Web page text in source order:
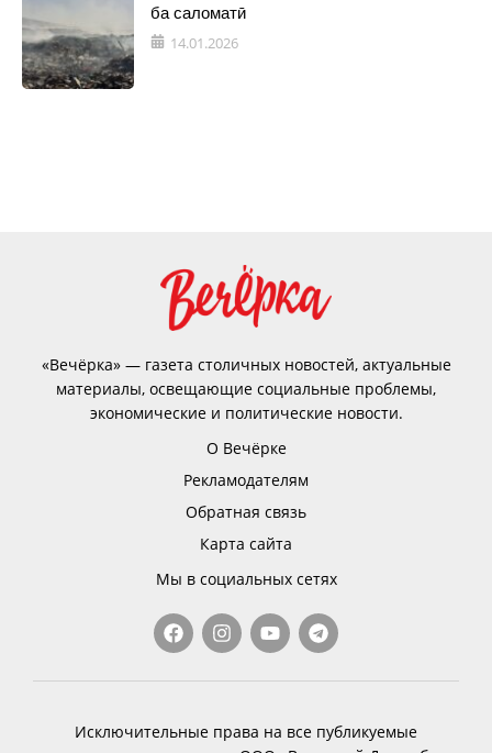
ба саломатӣ
14.01.2026
«Вечёрка» — газета столичных новостей, актуальные
материалы, освещающие социальные проблемы,
экономические и политические новости.
О Вечёрке
Рекламодателям
Обратная связь
Карта сайта
Мы в социальных сетях
Исключительные права на все публикуемые